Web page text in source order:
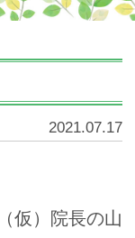
2021.07.17
仮）院長の山